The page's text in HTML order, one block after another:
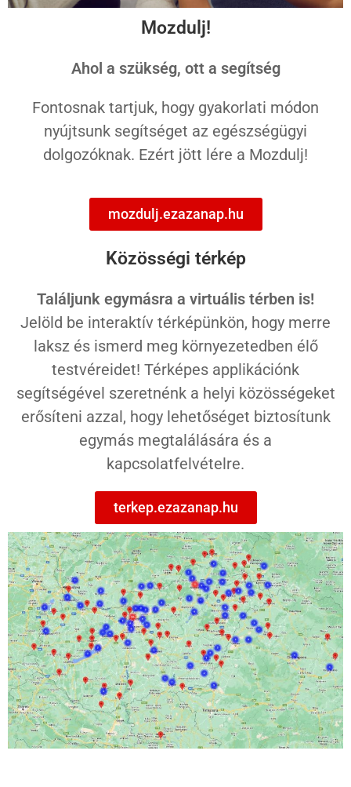
Mozdulj!
Ahol a szükség, ott a segítség
Fontosnak tartjuk, hogy gyakorlati módon
nyújtsunk segítséget az egészségügyi
dolgozóknak. Ezért jött lére a Mozdulj!
mozdulj.ezazanap.hu
Közösségi térkép
Találjunk egymásra a virtuális térben is!
Jelöld be interaktív térképünkön, hogy merre
laksz és ismerd meg környezetedben élő
testvéreidet! Térképes applikációnk
segítségével szeretnénk a helyi közösségeket
erősíteni azzal, hogy lehetőséget biztosítunk
egymás megtalálására és a
kapcsolatfelvételre.
terkep.ezazanap.hu